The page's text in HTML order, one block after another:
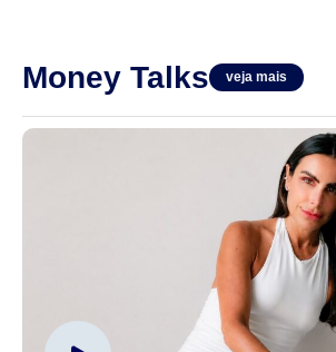
Money Talks veja mais